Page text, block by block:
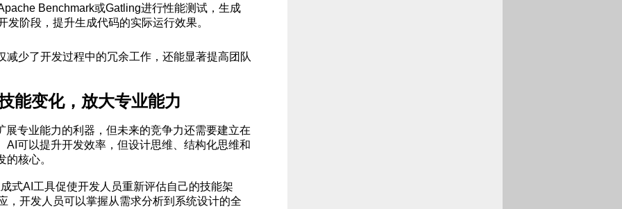
Benchmark或Gatling进行性能测试，生成
发阶段，提升生成代码的实际运行效果。
减少了开发过程中的冗余工作，还能显著提高团队
能变化，放大专业能力
展专业能力的利器，但未来的竞争力还需要建立在
AI可以提升开发效率，但设计思维、结构化思维和
核心。
式AI工具促使开发人员重新评估自己的技能架
，开发人员可以掌握从需求分析到系统设计的全